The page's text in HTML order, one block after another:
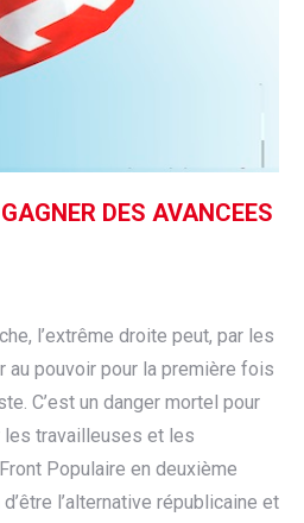
DES AVANCEES
l’extrême droite peut, par les
au pouvoir pour la première fois
C’est un danger mortel pour
travailleuses et les
Populaire en deuxième
l’alternative républicaine et